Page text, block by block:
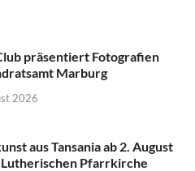
präsentiert Fotografien
Marburg
2026
aus Tansania ab 2. August
Pfarrkirche